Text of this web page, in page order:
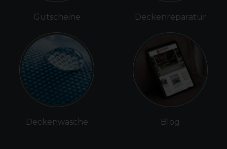
Gutscheine
Deckenwäsche
Deckenreparatur
Blog